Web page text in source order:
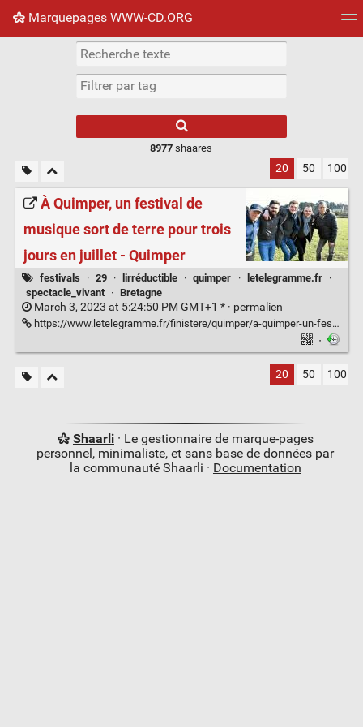
Marquepages WWW-CD.ORG
Nuage de tags Mur d'images
8977 shaares
20 50 100
À Quimper, un festival de
musique sort de terre pour trois
jours en juillet - Quimper
festivals · 29 · lirréductible · quimper · letelegramme.fr
·
spectacle_vivant
· Bretagne
March 3, 2023 at 5:24:50 PM GMT+1 * · permalien
https://www.letelegramme.fr/finistere/quimper/a-quimper-un-festival-de-musique-sort-de-terre-pour-trois-jours-en-juillet-03-03-2023-13288832.php
·
20 50 100
Shaarli· Le gestionnaire de marque-pages
personnel, minimaliste, et sans base de données par
la communauté Shaarli · Documentation